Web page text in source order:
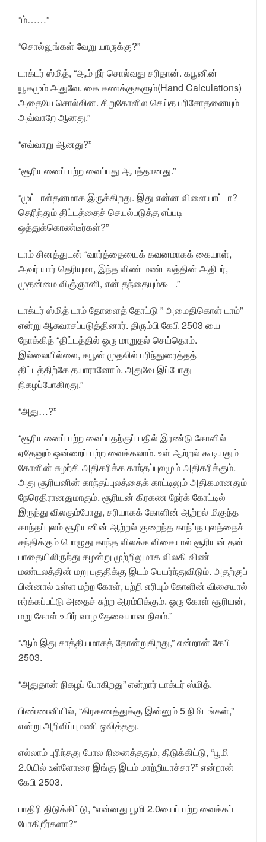
“ம்……”
“சொல்லுங்கள் வேறு யாருக்கு?”
டாக்டர் ஸ்மித், “ஆம் நீர் சொல்வது சரிதான். கபூனின்
யூகமும் அதுவே. கை கணக்குகளும்(Hand Calculations)
அதையே சொல்லின. சிறுகோளில செய்த பரிசோதனையும்
அவ்வாறே ஆனது.”
“எவ்வாறு ஆனது?”
“சூரியனைப் பற்ற வைப்பது ஆபத்தானது.”
“முட்டாள்தனமாக இருக்கிறது. இது என்ன விளையாட்டா?
தெரிந்தும் திட்டத்தைச் செயல்படுத்த எப்படி
ஒத்துக்கொண்டீர்கள்?”
டாம் சினத்துடன் “வார்த்தையைக் கவனமாகக் கையாள்,
அவர் யார் தெரியுமா, இந்த விண் மண்டலத்தின் அதிபர்,
முதன்மை விஞ்ஞானி, என் தந்தையும்கூட.”
டாக்டர் ஸ்மித் டாம் தோளைத் தோட்டு ” அமைதிகொள் டாம்”
என்று ஆசுவாசப்படுத்தினார். திரும்பி கேபி 2503 யை
நோக்கித் “திட்டத்தில் ஒரு மாறுதல் செய்தொம்.
இல்லையில்லை, கபூன் முதலில் பரிந்துரைத்தத்
திட்டத்திற்கே தயாரானோம். அதுவே இப்போது
நிகழப்போகிறது.”
“அது…?”
“சூரியனைப் பற்ற வைப்பதற்குப் பதில் இரண்டு கோளில்
ஏதேனும் ஒன்றைப் பற்ற வைக்கலாம். உள் ஆற்றல் கூடியதும்
கோளின் சுழற்சி அதிகரிக்க காந்தப்புலமும் அதிகரிக்கும்.
அது சூரியனின் காந்தப்புலத்தைக் காட்டிலும் அதிகமானதும்
நேரெதிரானதுமாகும். சூரியன் கிரகண நேர்க் கோட்டில்
இருந்து விலகும்போது, சரியாகக் கோளின் ஆற்றல் மிகுந்த
காந்தப்புலம் சூரியனின் ஆற்றல் குறைந்த காந்ப்த புலத்தைச்
சந்திக்கும் பொழுது காந்த விலக்க விசையால் சூரியன் தன்
பாதையிலிருந்து கழன்று முற்றிலுமாக விலகி விண்
மண்டலத்தின் மறு பகுதிக்கு இடம் பெயர்ந்துவிடும். அதற்குப்
பின்னால் உள்ள மற்ற கோள், பற்றி எரியும் கோளின் விசையால்
ஈர்க்கப்பட்டு அதைச் சுற்ற ஆரம்பிக்கும். ஒரு கோள் சூரியன்,
மறு கோள் உயிர் வாழ தேவையான நிலம்.”
“ஆம் இது சாத்தியமாகத் தோன்றுகிறது,” என்றான் கேபி
2503.
“அதுதான் நிகழப் போகிறது” என்றார் டாக்டர் ஸ்மித்.
பிண்ணனியில், “கிரகணத்துக்கு இன்னும் 5 நிமிடங்கள்,”
என்று அறிவிப்புமணி ஒலித்தது.
எல்லாம் புரிந்தது போல நினைத்ததும், திடுக்கிட்டு, “பூமி
2.0யில் உள்ளோரை இங்கு இடம் மாற்றியாச்சா?” என்றான்
கேபி 2503.
பாதிரி திடுக்கிட்டு, “என்னது பூமி 2.0யைப் பற்ற வைக்கப்
போகிறீர்களா?”